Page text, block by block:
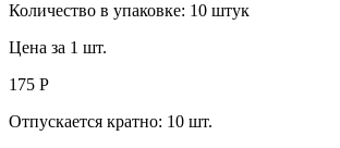
Количество в упаковке: 10 штук
Цена за 1 шт.
175 Р
Отпускается кратно: 10 шт.